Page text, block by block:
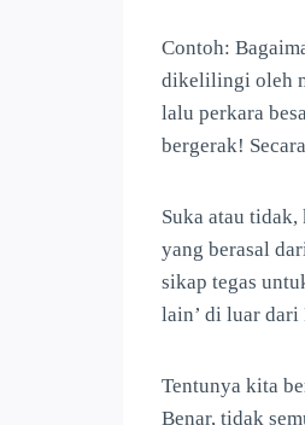
Contoh:
dikelilingi oleh
lalu perkara
bergerak!
Suka atau
yang berasal
sikap tegas
lain’ di luar
Tentunya kita
Benar, tidak